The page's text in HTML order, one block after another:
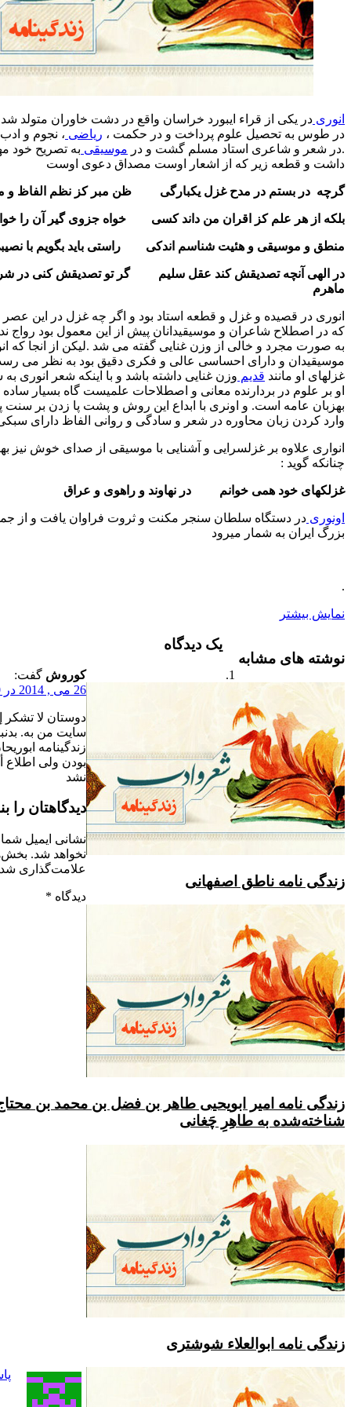
از قراء ایبورد خراسان واقع در دشت خاوران متولد شد و در جوانی
علوم پرداخت و در حکمت ، ریاضی، نجوم و ادب قویدست شد
استاد مسلم گشت و درموسیقی به تصریح خود مهارت تمام
زیر که از اشعار اوست مصداق دعوی اوست
در مدح غزل یکبارگی ظن مبر کز نظم الفاظ و معانی قاصرم
کز اقران من داند کسی خواه جزوی گیر آن را خواه کلی قادرم
و هئیت شناسم اندکی راستی باید بگویم با نصیبی وافرم
تصدیقش کند عقل سلیم گر تو تصدیقش کنی در شرح و بسطش
و غزل و قطعه استاد بود و اگر چه غزل در این عصر دیگر انگونه
شاعران و موسیقیدانان پیش از این معمول بود رواج نداشت و بیشتر
و خالی از وزن غنایی گفته می شد .لیکن از انجا که انوری خود
دارای احساسی عالی و فکری دقیق بود به نظر می رسد که بعضی از
قدیم وزن غنایی داشته باشد و با اینکه شعر انوری به سبب احاطه
بردارنده معانی و اصطلاحات علمیست گاه بسیار ساده و بی پیرایه و
است. و اونری با ابداع این روش و پشت پا زدن بر سنت پیشینیان و
محاوره در شعر و سادگی و روانی الفاظ دارای سبکی ممتاز است .
بر غزلسرایی و آشنایی با موسیقی از صدای خوش نیز بهره داشته
همی خوانم در نهاوند و راهوی و عراق
سلطان سنجر مکنت و ثروت فراوان یافت و از جمله شعرای
شمار میرود
مشابه
ناطق اصفهانی
امیر ابویحیی طاهر بن فضل بن محمد بن محتاج
به طاهِرِ چَغانی
ابوالعلاء شوشتری
گفت:
دوستان لا تشکر إز سامت أین
سایت من به. بدنبال. اثار و
زندگینامه ابوریحان بیروتی
بودن ولی اطلاع أتی دریافت
نشد
پاسخ
دیدگاهتان را بنویسید
نشانی ایمیل شما منتشر
نخواهد شد.
بخش‌های موردنیاز
علامت‌گذاری شده‌اند*